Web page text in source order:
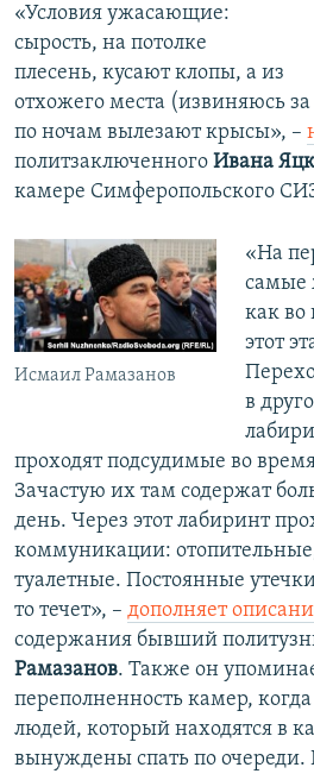
«Условия ужасающие:
сырость, на потолке
плесень, кусают клопы, а из
отхожего места (извиняюсь
по ночам вылезают крысы», –
политзаключенного Ивана
камере Симферопольского
Исмаил Рамазанов
«На
самые
как во
этот
в
проходят подсудимые во
Зачастую их там содержат
день. Через этот лабиринт
коммуникации:
туалетные. Постоянные
то течет», – дополняет
содержания бывший
Рамазанов. Также он
переполненность камер,
людей, который находятся в
вынуждены спать по очереди.